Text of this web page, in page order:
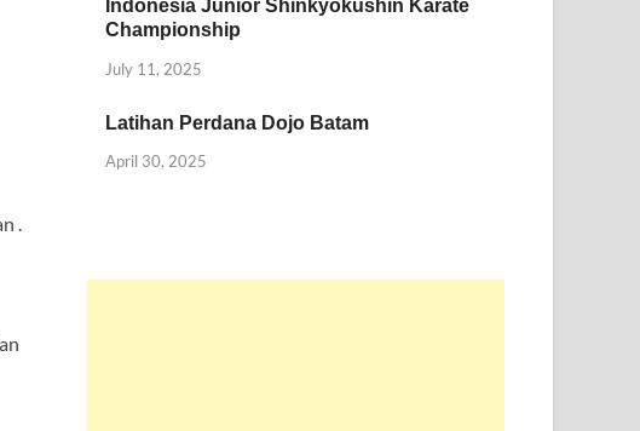
.
Indonesia Junior Shinkyokushin Karate
Championship
July 11, 2025
Latihan Perdana Dojo Batam
April 30, 2025